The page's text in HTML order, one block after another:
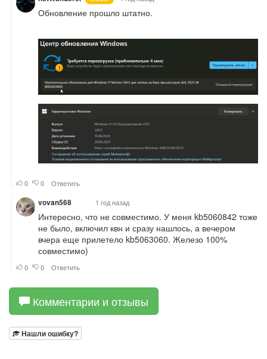
Комментарии и отзывы
Нашли ошибку?